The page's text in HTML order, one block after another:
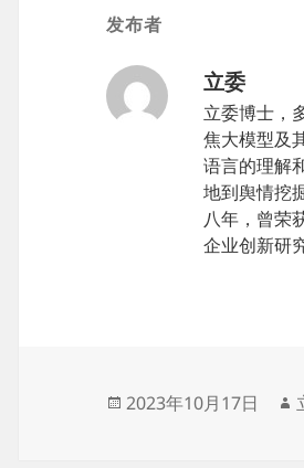
发布者
立委
立委博士，
焦大模型及
语言的理解
地到舆情挖
八年，曾荣
企业创新研
发
2023年10月17日